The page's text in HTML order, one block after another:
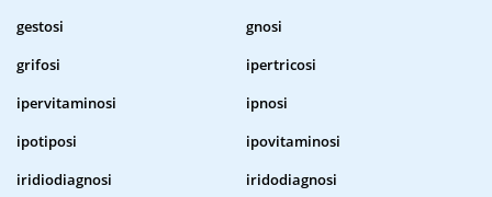
gestosi
gnosi
grifosi
ipertricosi
ipervitaminosi
ipnosi
ipotiposi
ipovitaminosi
iridiodiagnosi
iridodiagnosi